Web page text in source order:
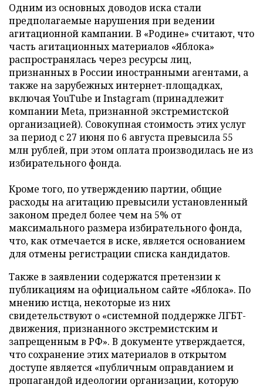
Одним из основных доводов иска стали
предполагаемые нарушения при ведении
агитационной кампании. В «Родине» считают, что
часть агитационных материалов «Яблока»
распространялась через ресурсы лиц,
признанных в России иностранными агентами, а
также на зарубежных интернет-площадках,
включая YouTube и Instagram (принадлежит
компании Meta, признанной экстремистской
организацией). Совокупная стоимость этих услуг
за период с 27 июня по 6 августа превысила 55
млн рублей, при этом оплата производилась не из
избирательного фонда.
Кроме того, по утверждению партии, общие
расходы на агитацию превысили установленный
законом предел более чем на 5% от
максимального размера избирательного фонда,
что, как отмечается в иске, является основанием
для отмены регистрации списка кандидатов.
Также в заявлении содержатся претензии к
публикациям на официальном сайте «Яблока». По
мнению истца, некоторые из них
свидетельствуют о «системной поддержке ЛГБТ-
движения, признанного экстремистским и
запрещенным в РФ». В документе утверждается,
что сохранение этих материалов в открытом
доступе является «публичным оправданием и
пропагандой идеологии организации, которую